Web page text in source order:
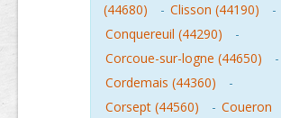
(44680)
- Clisson (44190)
-
Conquereuil (44290)
-
Corcoue-sur-logne (44650)
-
Cordemais (44360)
-
Corsept (44560)
- Coueron